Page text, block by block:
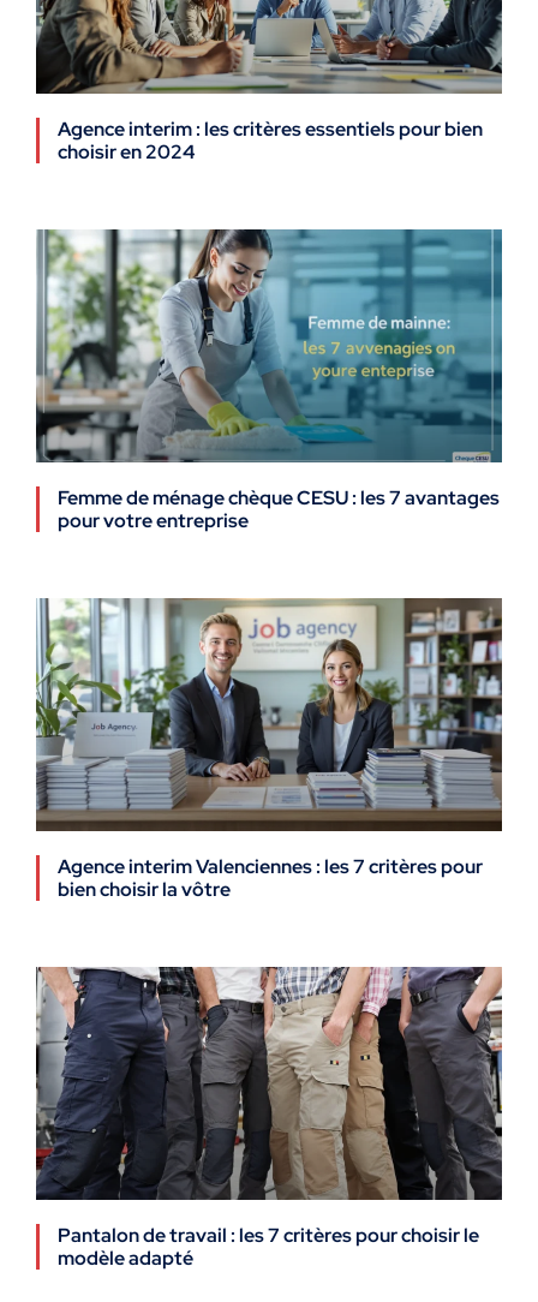
Agence interim : les critères essentiels pour bien
choisir en 2024
Femme de ménage chèque CESU : les 7 avantages
pour votre entreprise
Agence interim Valenciennes : les 7 critères pour
bien choisir la vôtre
Pantalon de travail : les 7 critères pour choisir le
modèle adapté